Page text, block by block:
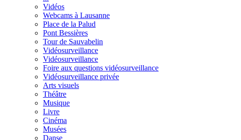
Vidéos
Webcams à Lausanne
Place de la Palud
Pont Bessières
Tour de Sauvabelin
Vidéosurveillance
Vidéosurveillance
Foire aux questions vidéosurveillance
Vidéosurveillance privée
Arts visuels
Théâtre
Musique
Livre
Cinéma
Musées
Danse